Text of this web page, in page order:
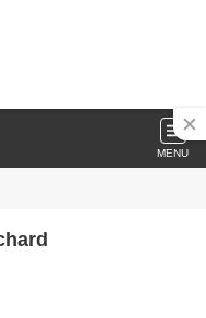
MENU